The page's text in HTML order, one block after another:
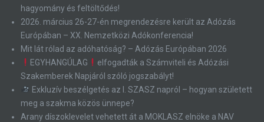
hagyomány és feltöltődés!
2026. március 26-27-én megrendezésre került az Adózás
Európában – XX. Nemzetközi Adókonferencia!
Mit lát rólad az adóhatóság? – Adózás Európában 2026
EGYHANGÚLAG
elfogadták a Számviteli és Adózási
Szakemberek Napjáról szóló jogszabályt!
Exkluzív beszélgetés az I. SZASZ napról – hogyan született
meg a szakma közös ünnepe?
Arany díszoklevelet vehetett át a MOKLASZ elnöke a NAV